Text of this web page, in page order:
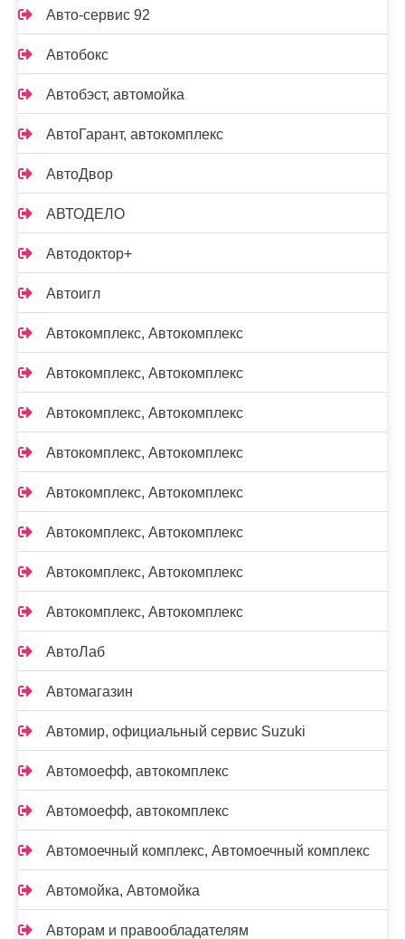
Авто-сервис 92
Автобокс
Автобэст, автомойка
АвтоГарант, автокомплекс
АвтоДвор
АВТОДЕЛО
Автодоктор+
Автоигл
Автокомплекс, Автокомплекс
Автокомплекс, Автокомплекс
Автокомплекс, Автокомплекс
Автокомплекс, Автокомплекс
Автокомплекс, Автокомплекс
Автокомплекс, Автокомплекс
Автокомплекс, Автокомплекс
Автокомплекс, Автокомплекс
АвтоЛаб
Автомагазин
Автомир, официальный сервис Suzuki
Автомоефф, автокомплекс
Автомоефф, автокомплекс
Автомоечный комплекс, Автомоечный комплекс
Автомойка, Автомойка
Авторам и правообладателям